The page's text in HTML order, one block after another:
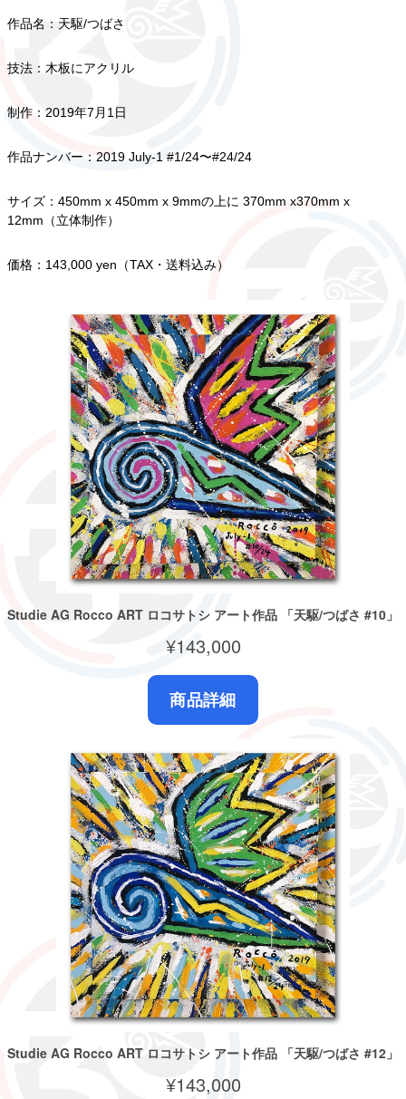
作品名：天駆/つばさ
技法：木板にアクリル
制作：2019年7月1日
作品ナンバー：2019 July-1 #1/24〜#24/24
サイズ：450mm x 450mm x 9mmの上に 370mm x370mm x
12mm（立体制作）
価格：143,000 yen（TAX・送料込み）